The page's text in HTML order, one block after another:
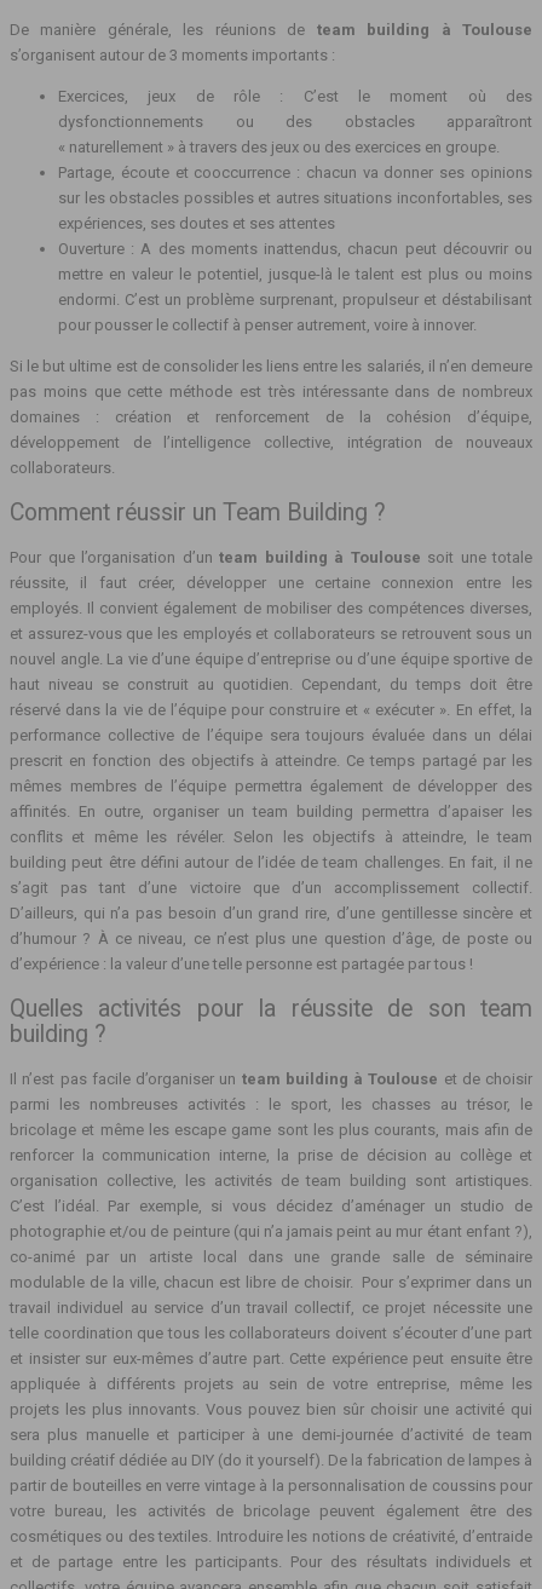
De manière générale, les réunions de team building à Toulouse
s’organisent autour de 3 moments importants :
Exercices, jeux de rôle : C’est le moment où des
dysfonctionnements ou des obstacles apparaîtront
« naturellement » à travers des jeux ou des exercices en groupe.
Partage, écoute et cooccurrence : chacun va donner ses opinions
sur les obstacles possibles et autres situations inconfortables, ses
expériences, ses doutes et ses attentes
Ouverture : A des moments inattendus, chacun peut découvrir ou
mettre en valeur le potentiel, jusque-là le talent est plus ou moins
endormi. C’est un problème surprenant, propulseur et déstabilisant
pour pousser le collectif à penser autrement, voire à innover.
Si le but ultime est de consolider les liens entre les salariés, il n’en demeure
pas moins que cette méthode est très intéressante dans de nombreux
domaines : création et renforcement de la cohésion d’équipe,
développement de l’intelligence collective, intégration de nouveaux
collaborateurs.
Comment réussir un Team Building ?
Pour que l’organisation d’un team building à Toulouse soit une totale
réussite, il faut créer, développer une certaine connexion entre les
employés. Il convient également de mobiliser des compétences diverses,
et assurez-vous que les employés et collaborateurs se retrouvent sous un
nouvel angle. La vie d’une équipe d’entreprise ou d’une équipe sportive de
haut niveau se construit au quotidien. Cependant, du temps doit être
réservé dans la vie de l’équipe pour construire et « exécuter ». En effet, la
performance collective de l’équipe sera toujours évaluée dans un délai
prescrit en fonction des objectifs à atteindre. Ce temps partagé par les
mêmes membres de l’équipe permettra également de développer des
affinités. En outre, organiser un team building permettra d’apaiser les
conflits et même les révéler. Selon les objectifs à atteindre, le team
building peut être défini autour de l’idée de team challenges. En fait, il ne
s’agit pas tant d’une victoire que d’un accomplissement collectif.
D’ailleurs, qui n’a pas besoin d’un grand rire, d’une gentillesse sincère et
d’humour ? À ce niveau, ce n’est plus une question d’âge, de poste ou
d’expérience : la valeur d’une telle personne est partagée par tous !
Quelles activités pour la réussite de son team
building ?
Il n’est pas facile d’organiser un team building à Toulouse et de choisir
parmi les nombreuses activités : le sport, les chasses au trésor, le
bricolage et même les escape game sont les plus courants, mais afin de
renforcer la communication interne, la prise de décision au collège et
organisation collective, les activités de team building sont artistiques.
C’est l’idéal. Par exemple, si vous décidez d’aménager un studio de
photographie et/ou de peinture (qui n’a jamais peint au mur étant enfant ?),
co-animé par un artiste local dans une grande salle de séminaire
modulable de la ville, chacun est libre de choisir. Pour s’exprimer dans un
travail individuel au service d’un travail collectif, ce projet nécessite une
telle coordination que tous les collaborateurs doivent s’écouter d’une part
et insister sur eux-mêmes d’autre part. Cette expérience peut ensuite être
appliquée à différents projets au sein de votre entreprise, même les
projets les plus innovants. Vous pouvez bien sûr choisir une activité qui
sera plus manuelle et participer à une demi-journée d’activité de team
building créatif dédiée au DIY (do it yourself). De la fabrication de lampes à
partir de bouteilles en verre vintage à la personnalisation de coussins pour
votre bureau, les activités de bricolage peuvent également être des
cosmétiques ou des textiles. Introduire les notions de créativité, d’entraide
et de partage entre les participants. Pour des résultats individuels et